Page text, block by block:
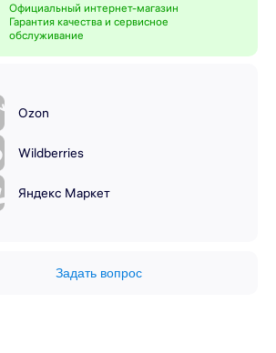
Официальный интернет-магазин
Гарантия качества и сервисное
обслуживание
Ozon
Wildberries
Яндекс Маркет
Задать вопрос